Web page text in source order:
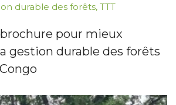
durable des forêts, TTT
pour mieux
gestion durable des forêts